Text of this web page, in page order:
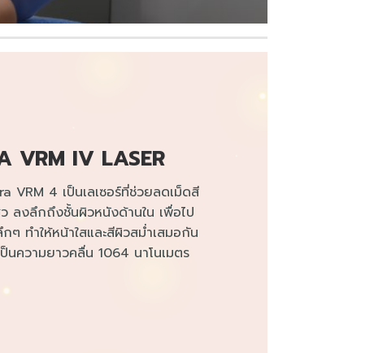
VRM IV LASER
VRM 4 เป็น​เลเซอร์​ที่ช่วยลดเม็ดสี​
ลงลึกถึงชั้นผิวหนังด้านใน เพื่อไป
ๆ ทำให้หน้าใสและสีผิวสม่ำเสมอกัน
น​ความยาวคลื่น 1064 นาโนเมตร